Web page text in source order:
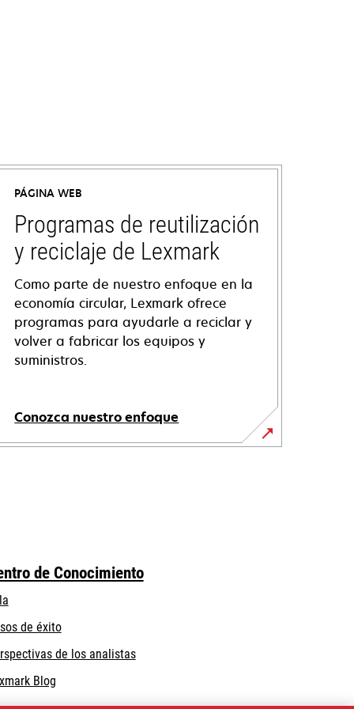
PÁGINA WEB
Programas de reutilización
y reciclaje de Lexmark
Como parte de nuestro enfoque en la
economía circular, Lexmark ofrece
programas para ayudarle a reciclar y
volver a fabricar los equipos y
suministros.
Conozca nuestro enfoque
de Conocimiento
de éxito
de los analistas
Blog